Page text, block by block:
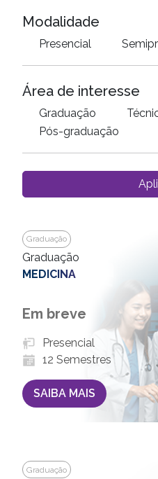
Modalidade
Presencial
Área de interesse
Graduação
Pós-graduação
Graduação
Graduação
MEDICINA
Em breve
Presencial
12 Semestres
SAIBA MAIS
Graduação